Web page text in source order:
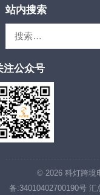
站内搜索
注公众号
© 2026 科灯跨境
备:34010402700190号 汇